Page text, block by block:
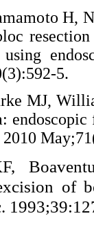
H,
MJ,
endoscopic
2010
of